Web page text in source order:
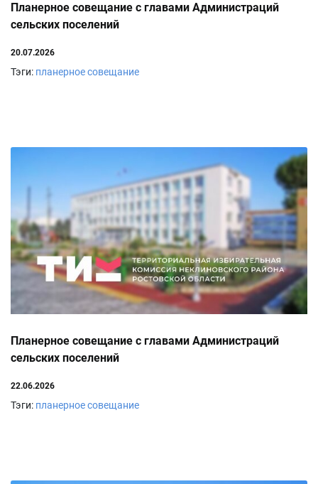
Планерное совещание с главами Администраций
сельских поселений
20.07.2026
Тэги: планерное совещание
Планерное совещание с главами Администраций
сельских поселений
22.06.2026
Тэги: планерное совещание